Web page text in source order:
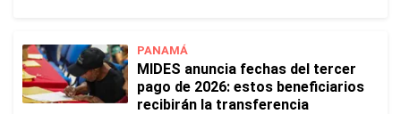
PANAMÁ
MIDES anuncia fechas del tercer
pago de 2026: estos beneficiarios
recibirán la transferencia